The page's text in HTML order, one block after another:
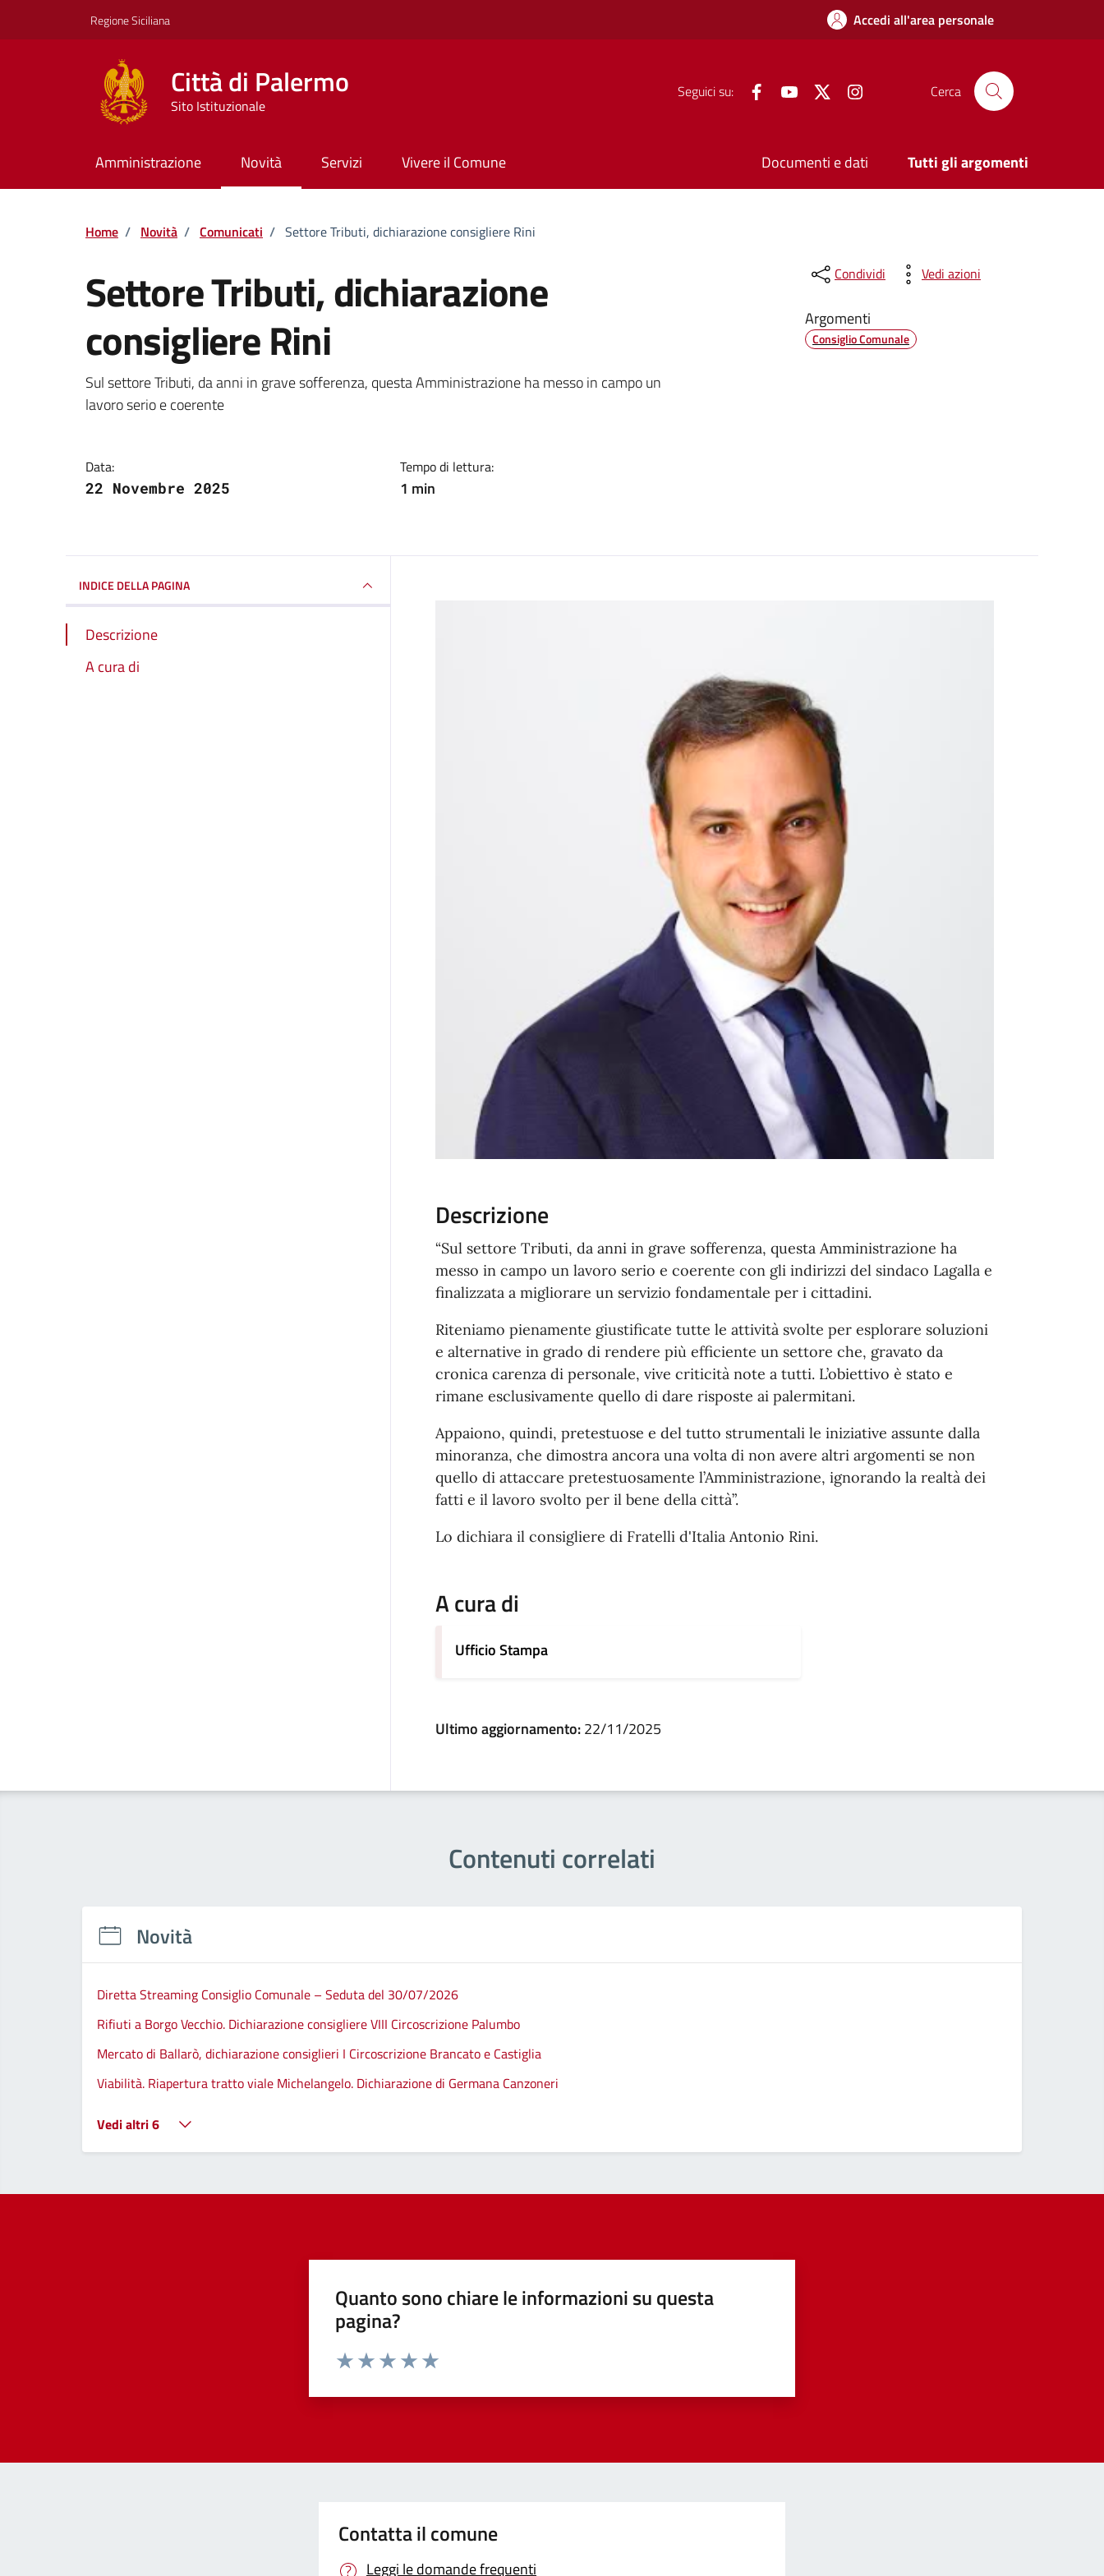
Regione Siciliana Accedi all'area personale
Città di Palermo
Sito Istituzionale
Seguici su: FacebookYouTube Twitter Cerca
Amministrazione Novità Servizi Vivere il Comune Documenti e dati Tutti gli argomenti
Home / Novità / Comunicati / Settore Tributi, dichiarazione consigliere Rini
Settore Tributi, dichiarazione
consigliere Rini
Dettagli della notizia
Sul settore Tributi, da anni in grave sofferenza, questa Amministrazione ha messo in campo un
lavoro serio e coerente
Data:
22 Novembre 2025
Tempo di lettura:
1 min
Condividi Vedi azioni
Argomenti
Consiglio Comunale
INDICE DELLA PAGINA
Descrizione
A cura di
Descrizione
“Sul settore Tributi, da anni in grave sofferenza, questa Amministrazione ha
messo in campo un lavoro serio e coerente con gli indirizzi del sindaco Lagalla e
finalizzata a migliorare un servizio fondamentale per i cittadini.
Riteniamo pienamente giustificate tutte le attività svolte per esplorare soluzioni
e alternative in grado di rendere più efficiente un settore che, gravato da
cronica carenza di personale, vive criticità note a tutti. L’obiettivo è stato e
rimane esclusivamente quello di dare risposte ai palermitani.
Appaiono, quindi, pretestuose e del tutto strumentali le iniziative assunte dalla
minoranza, che dimostra ancora una volta di non avere altri argomenti se non
quello di attaccare pretestuosamente l’Amministrazione, ignorando la realtà dei
fatti e il lavoro svolto per il bene della città”.
Lo dichiara il consigliere di Fratelli d'Italia Antonio Rini.
A cura di
Ufficio Stampa
Ultimo aggiornamento:22/11/2025
Contenuti correlati
Novità
Diretta Streaming Consiglio Comunale – Seduta del 30/07/2026
Rifiuti a Borgo Vecchio. Dichiarazione consigliere VIII Circoscrizione Palumbo
Mercato di Ballarò, dichiarazione consiglieri I Circoscrizione Brancato e Castiglia
Viabilità. Riapertura tratto viale Michelangelo. Dichiarazione di Germana Canzoneri
Vedi altri 6
Quanto sono chiare le informazioni su questa
pagina?
Contatta il comune
Leggi le domande frequenti